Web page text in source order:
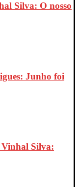
Silva: O nosso
Junho foi
Silva: